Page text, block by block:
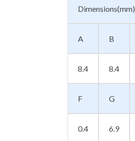
Dimensions(mm)
A B
8.4 8.4
F G
0.4 6.9